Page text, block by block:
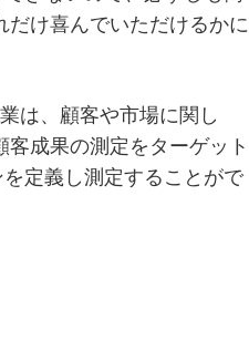
け喜んでいただけるかに
は、顧客や市場に関し
成果の測定をターゲット
定義し測定することがで